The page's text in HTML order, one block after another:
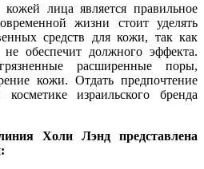
лица является правильное
жизни стоит уделять
средств для кожи, так как
обеспечит должного эффекта.
расширенные поры,
кожи. Отдать предпочтение
израильского бренда
Холи Лэнд представлена